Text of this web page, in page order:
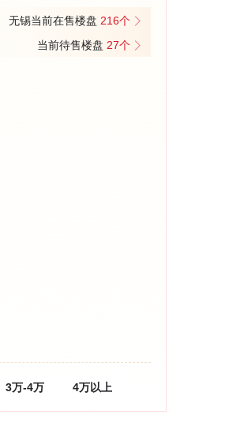
无锡当前在售楼盘 216个
当前待售楼盘 27个
3万-4万 4万以上